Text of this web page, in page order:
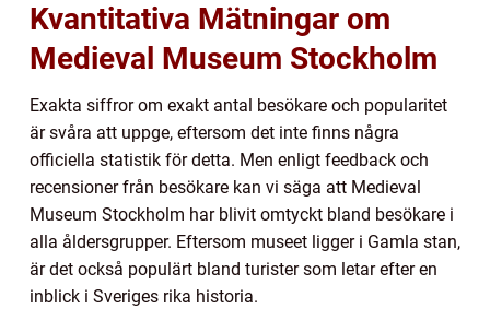
Kvantitativa Mätningar om
Medieval Museum Stockholm
Exakta siffror om exakt antal besökare och popularitet
är svåra att uppge, eftersom det inte finns några
officiella statistik för detta. Men enligt feedback och
recensioner från besökare kan vi säga att Medieval
Museum Stockholm har blivit omtyckt bland besökare i
alla åldersgrupper. Eftersom museet ligger i Gamla stan,
är det också populärt bland turister som letar efter en
inblick i Sveriges rika historia.